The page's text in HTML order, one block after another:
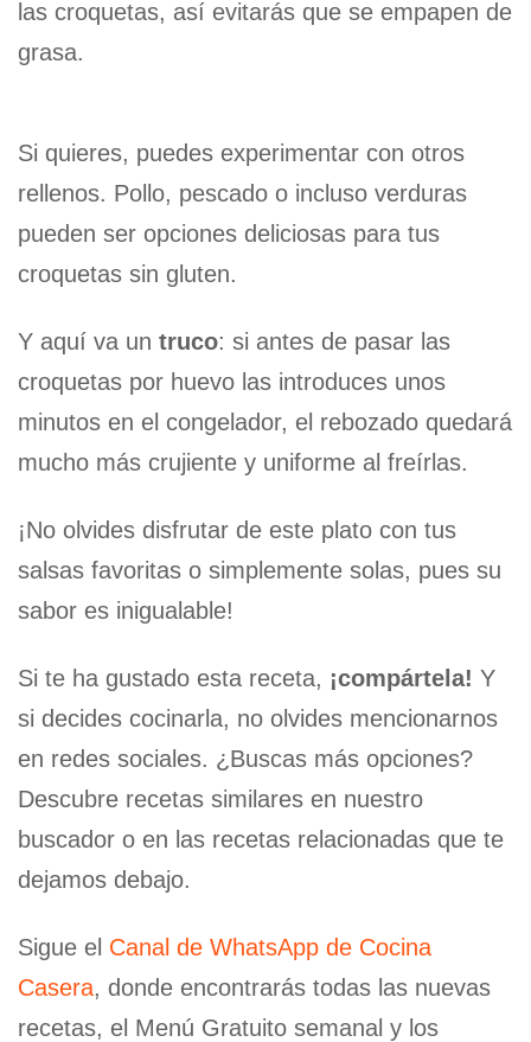
las croquetas, así evitarás que se empapen de
grasa.
Si quieres, puedes experimentar con otros
rellenos. Pollo, pescado o incluso verduras
pueden ser opciones deliciosas para tus
croquetas sin gluten.
Y aquí va un truco: si antes de pasar las
croquetas por huevo las introduces unos
minutos en el congelador, el rebozado quedará
mucho más crujiente y uniforme al freírlas.
¡No olvides disfrutar de este plato con tus
salsas favoritas o simplemente solas, pues su
sabor es inigualable!
Si te ha gustado esta receta, ¡compártela! Y
si decides cocinarla, no olvides mencionarnos
en redes sociales. ¿Buscas más opciones?
Descubre recetas similares en nuestro
buscador o en las recetas relacionadas que te
dejamos debajo.
Sigue el Canal de WhatsApp de Cocina
Casera, donde encontrarás todas las nuevas
recetas, el Menú Gratuito semanal y los